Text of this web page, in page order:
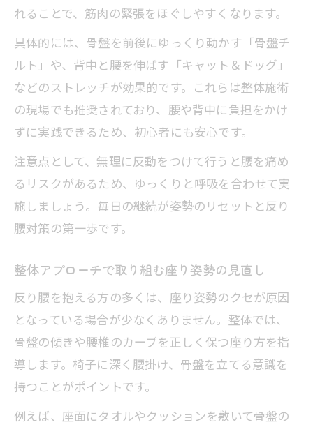
れることで、筋肉の緊張をほぐしやすくなります。
具体的には、骨盤を前後にゆっくり動かす「骨盤チ
ルト」や、背中と腰を伸ばす「キャット＆ドッグ」
などのストレッチが効果的です。これらは整体施術
の現場でも推奨されており、腰や背中に負担をかけ
ずに実践できるため、初心者にも安心です。
注意点として、無理に反動をつけて行うと腰を痛め
るリスクがあるため、ゆっくりと呼吸を合わせて実
施しましょう。毎日の継続が姿勢のリセットと反り
腰対策の第一歩です。
整体アプローチで取り組む座り姿勢の見直し
反り腰を抱える方の多くは、座り姿勢のクセが原因
となっている場合が少なくありません。整体では、
骨盤の傾きや腰椎のカーブを正しく保つ座り方を指
導します。椅子に深く腰掛け、骨盤を立てる意識を
持つことがポイントです。
例えば、座面にタオルやクッションを敷いて骨盤の